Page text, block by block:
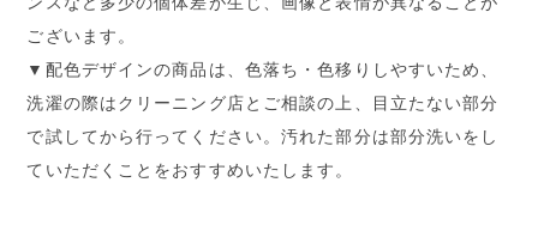
ございます。
▼配色デザインの商品は、色落ち・色移りしやすいため、
洗濯の際はクリーニング店とご相談の上、目立たない部分
で試してから行ってください。汚れた部分は部分洗いをし
ていただくことをおすすめいたします。